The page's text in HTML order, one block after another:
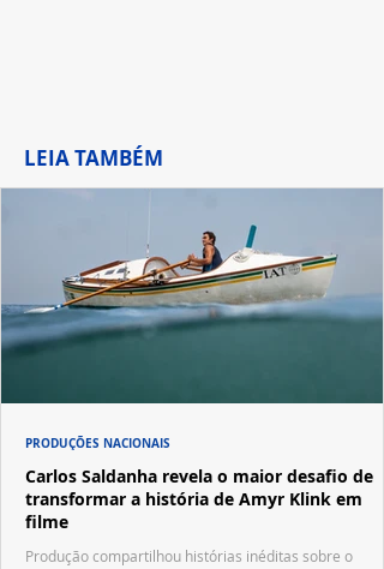
LEIA TAMBÉM
Carlos Saldanha revela o maior desafio de
transformar a história de Amyr Klink em
filme
Produção compartilhou histórias inéditas sobre o
PRODUÇÕES NACIONAIS